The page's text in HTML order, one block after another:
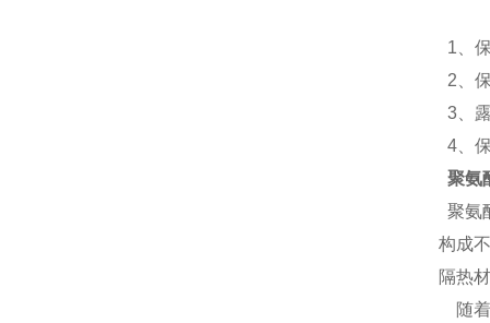
1、
2、
3、
4、
聚氨
聚氨
构成
隔热
随着